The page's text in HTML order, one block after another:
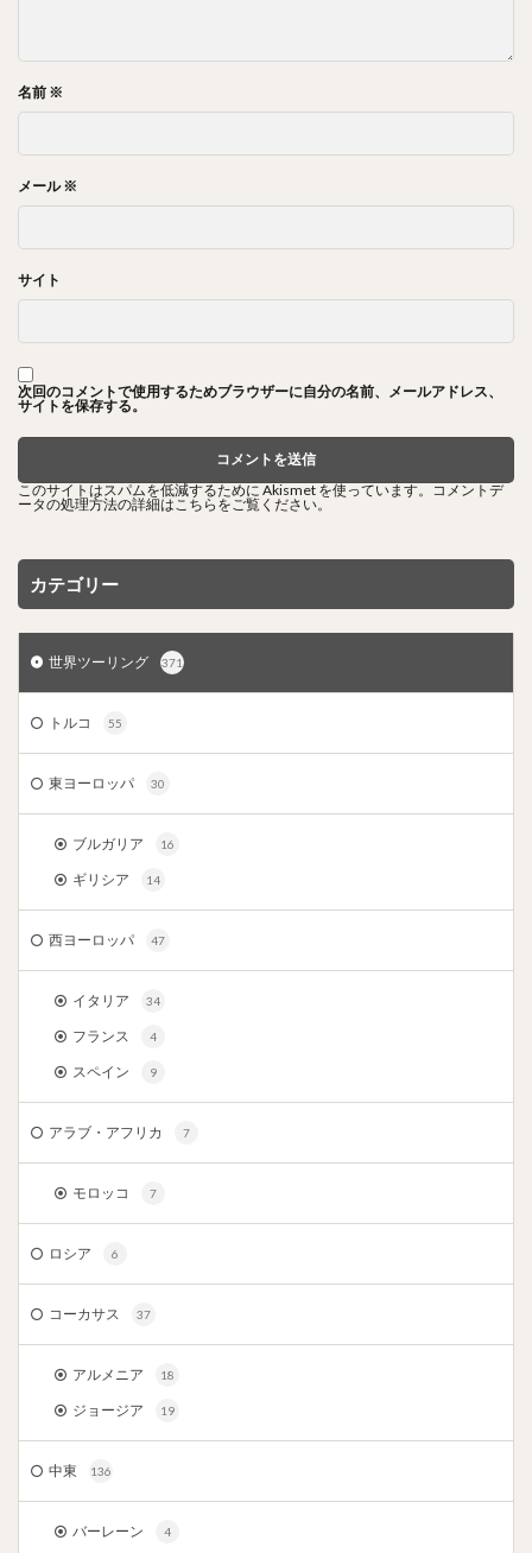
名前 ※
メール※
サイト
次回のコメントで使用するためブラウザーに自分の名前、メールアドレス、
サイトを保存する。
このサイトはスパムを低減するために Akismet を使っています。
コメントデ
ータの処理方法の詳細はこちらをご覧ください。
カテゴリー
世界ツーリング 371
トルコ 55
東ヨーロッパ 30
ブルガリア 16
ギリシア 14
西ヨーロッパ 47
イタリア 34
フランス 4
スペイン 9
アラブ・アフリカ 7
モロッコ 7
ロシア 6
コーカサス 37
アルメニア 18
ジョージア 19
中東 136
バーレーン 4